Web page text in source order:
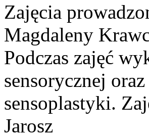
Zajęcia
Magdaleny
Podczas zajęć
sensorycznej
sensoplastyki.
Jarosz